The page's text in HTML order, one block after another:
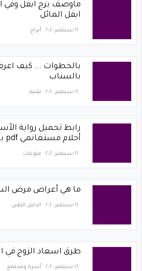
ماوصف برج ايفل وفي
ايفل المائل
١٦ سبتمبر ٢٠٢٠ أبراج
بالخطوات ... كيف
بالسناب
١٦ سبتمبر ٢٠٢٠ تقنية
رابط تحميل رواية
أحلام مستغانمي pdf برابط مباشر
١٦ سبتمبر ٢٠٢٠ منوعات
ما هي أعراض مرض
١٦ سبتمبر ٢٠٢٠ الدليل الطبي
طرق اسعاد الزوج في
١٦ سبتمبر ٢٠٢٠ أسرة ومجتمع